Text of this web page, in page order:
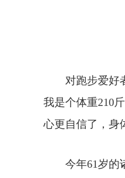
对跑步爱好者
我是个体重210
心更自信了，身
今年61岁的诸